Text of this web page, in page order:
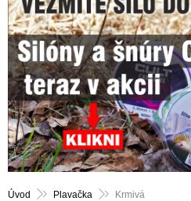
Úvod Plavačka Krmivá